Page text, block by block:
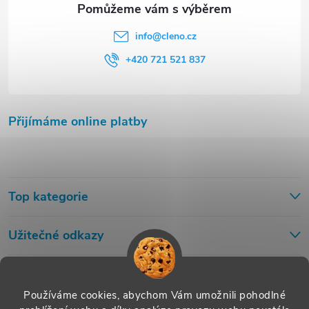
Používáme cookies, abychom Vám umožnili pohodlné
info@cleno.cz
+420 721 521 837
Přijímáme online platby
Top kategorie
Užitečné odkazy